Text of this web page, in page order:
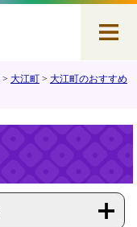
> 大江町 > 大江町のおすすめ